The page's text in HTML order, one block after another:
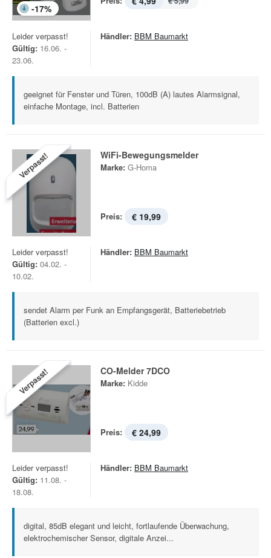
-17%
Leider verpasst!
Gültig: 16.06. -
23.06.
Händler: BBM Baumarkt
geeignet für Fenster und Türen, 100dB (A) lautes Alarmsignal,
einfache Montage, incl. Batterien
Verpasst! WiFi-Bewegungsmelder
Marke: G-Homa
Preis: € 19,99
Leider verpasst!
Gültig: 04.02. -
10.02.
Händler: BBM Baumarkt
sendet Alarm per Funk an Empfangsgerät, Batteriebetrieb
(Batterien excl.)
Verpasst! CO-Melder 7DCO
Marke: Kidde
Preis: € 24,99
Leider verpasst!
Gültig: 11.08. -
18.08.
Händler: BBM Baumarkt
digital, 85dB elegant und leicht, fortlaufende Überwachung,
elektrochemischer Sensor, digitale Anzei...